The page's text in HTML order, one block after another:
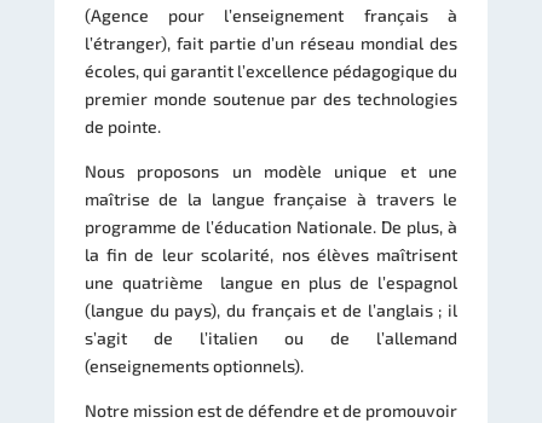
(Agence pour l’enseignement français à
l’étranger), fait partie d’un réseau mondial des
écoles, qui garantit l’excellence pédagogique du
premier monde soutenue par des technologies
de pointe.
Nous proposons un modèle unique et une
maîtrise de la langue française à travers le
programme de l’éducation Nationale. De plus, à
la fin de leur scolarité, nos élèves maîtrisent
une quatrième langue en plus de l’espagnol
(langue du pays), du français et de l’anglais ; il
s’agit de l’italien ou de l’allemand
(enseignements optionnels).
Notre mission est de défendre et de promouvoir